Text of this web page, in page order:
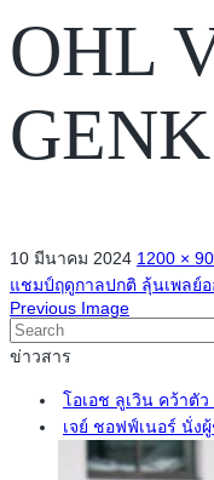
OHL
GENK
10 มีนาคม 2024 1200 ×
แชมป์ฤดูกาลปกติ ลุ้นเพลย์
Previous Image
ข่าวสาร
โอเอช ลูเวิน คว้าตั
เจย์ ชอฟฟ์เนอร์ นั่ง